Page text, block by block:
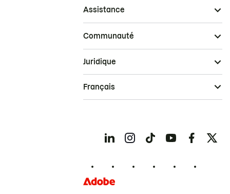
Assistance
Communauté
Juridique
Français